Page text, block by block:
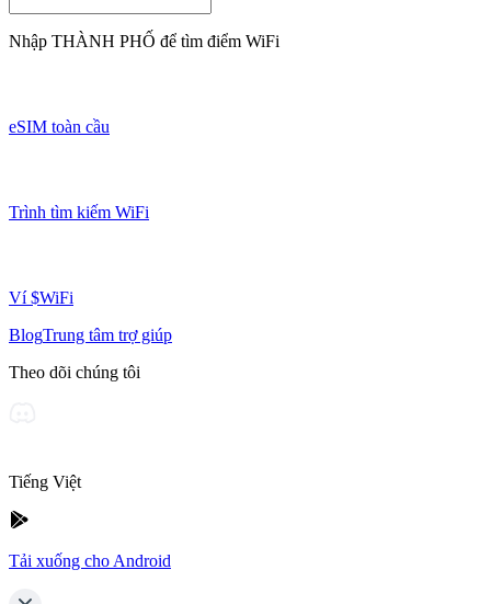
Nhập THÀNH PHỐ để tìm điểm WiFi
eSIM toàn cầu
Trình tìm kiếm WiFi
Ví $WiFi
BlogTrung tâm trợ giúp
Theo dõi chúng tôi
Tiếng Việt
Tải xuống cho Android